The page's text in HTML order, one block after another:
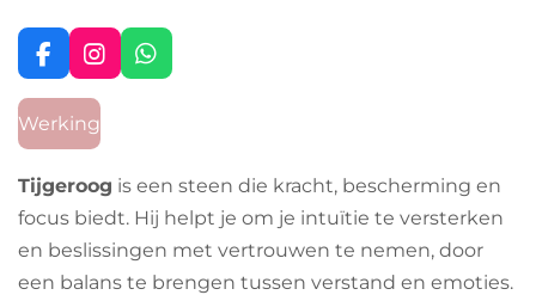
F
a
e
b
o
o
k
I
n
s
t
a
g
r
a
m
W
h
A
p
p
Werking
Tijgeroog is een steen die kracht, bescherming en
focus biedt. Hij helpt je om je intuïtie te versterken
en beslissingen met vertrouwen te nemen, door
een balans te brengen tussen verstand en emoties.